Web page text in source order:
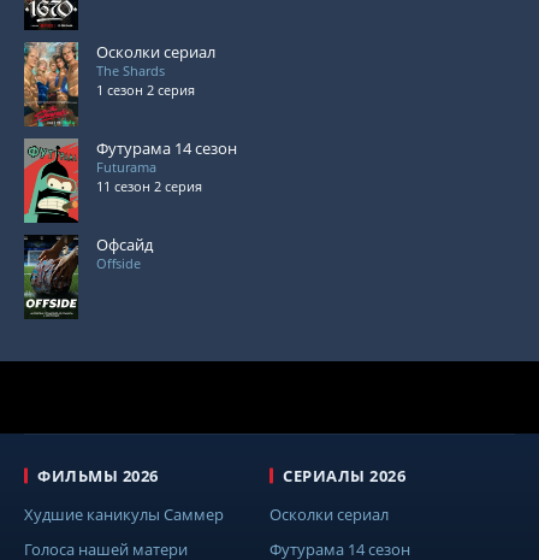
Осколки сериал
The Shards
1 сезон 2 серия
Футурама 14 сезон
Futurama
11 сезон 2 серия
Офсайд
Offside
ФИЛЬМЫ 2026
Худшие каникулы Саммер
Голоса нашей матери
СЕРИАЛЫ 2026
Осколки сериал
Футурама 14 сезон